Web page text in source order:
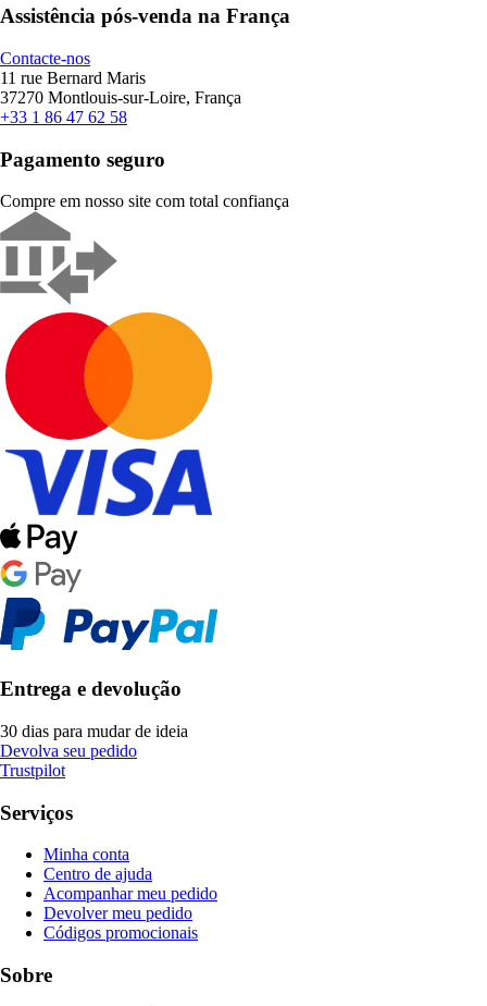
Assistência pós-venda na França
Contacte-nos
11 rue Bernard Maris
37270 Montlouis-sur-Loire, França
+33 1 86 47 62 58
Pagamento seguro
Compre em nosso site com total confiança
Entrega e devolução
30 dias para mudar de ideia
Devolva seu pedido
Trustpilot
Serviços
Minha conta
Centro de ajuda
Acompanhar meu pedido
Devolver meu pedido
Códigos promocionais
Sobre